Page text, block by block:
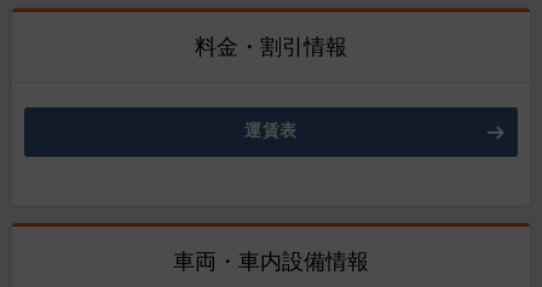
料金・割引情報
運賃表
車両・車内設備情報